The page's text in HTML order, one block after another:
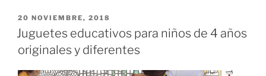
sobre
el
amor»
PUBLICADO
EL
20 NOVIEMBRE, 2018
Juguetes educativos para niños de 4 años
originales y diferentes